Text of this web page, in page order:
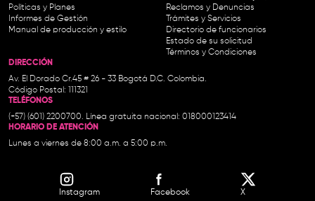
Políticas y Planes
Informes de Gestión
Manual de producción y estilo
Reclamos y Denuncias
Trámites y Servicios
Directorio de funcionarios
Estado de su solicitud
Términos y Condiciones
DIRECCIÓN
Av. El Dorado Cr.45 # 26 - 33 Bogotá D.C. Colombia.
Código Postal: 111321
TELÉFONOS
(+57) (601) 2200700. Línea gratuita nacional: 018000123414
HORARIO DE ATENCIÓN
Lunes a viernes de 8:00 a.m. a 5:00 p.m.
Instagram Facebook X